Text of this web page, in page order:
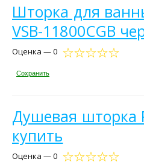
Шторка для
VSB-11800CGB
Оценка — 0
Сохранить
Душевая шторка
купить
Оценка — 0